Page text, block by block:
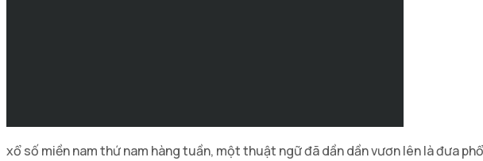
xổ số miền nam thứ nam hàng tuần, một thuật ngữ đã dần dần vươn lên là đưa